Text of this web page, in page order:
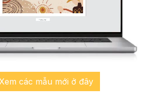
các mẫu mới ở đây